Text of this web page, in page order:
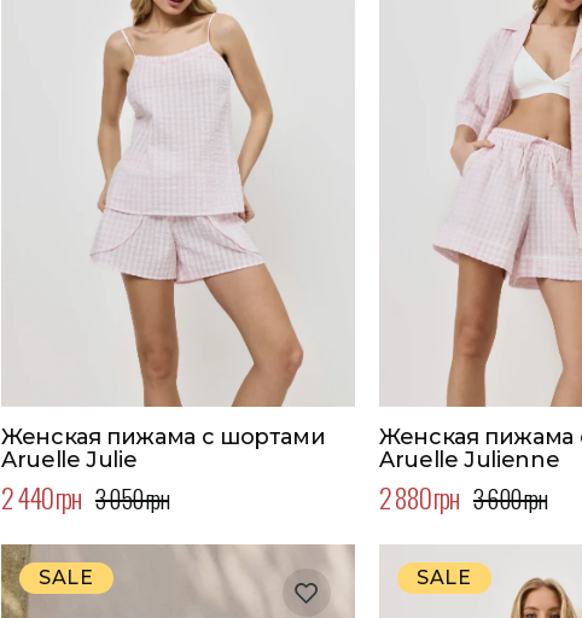
Женская пижама с шортами
Aruelle Julie
2 440 грн 3 050 грн
Женская пижама
Aruelle Julienne
2 880 грн 3 600 грн
SALE SALE